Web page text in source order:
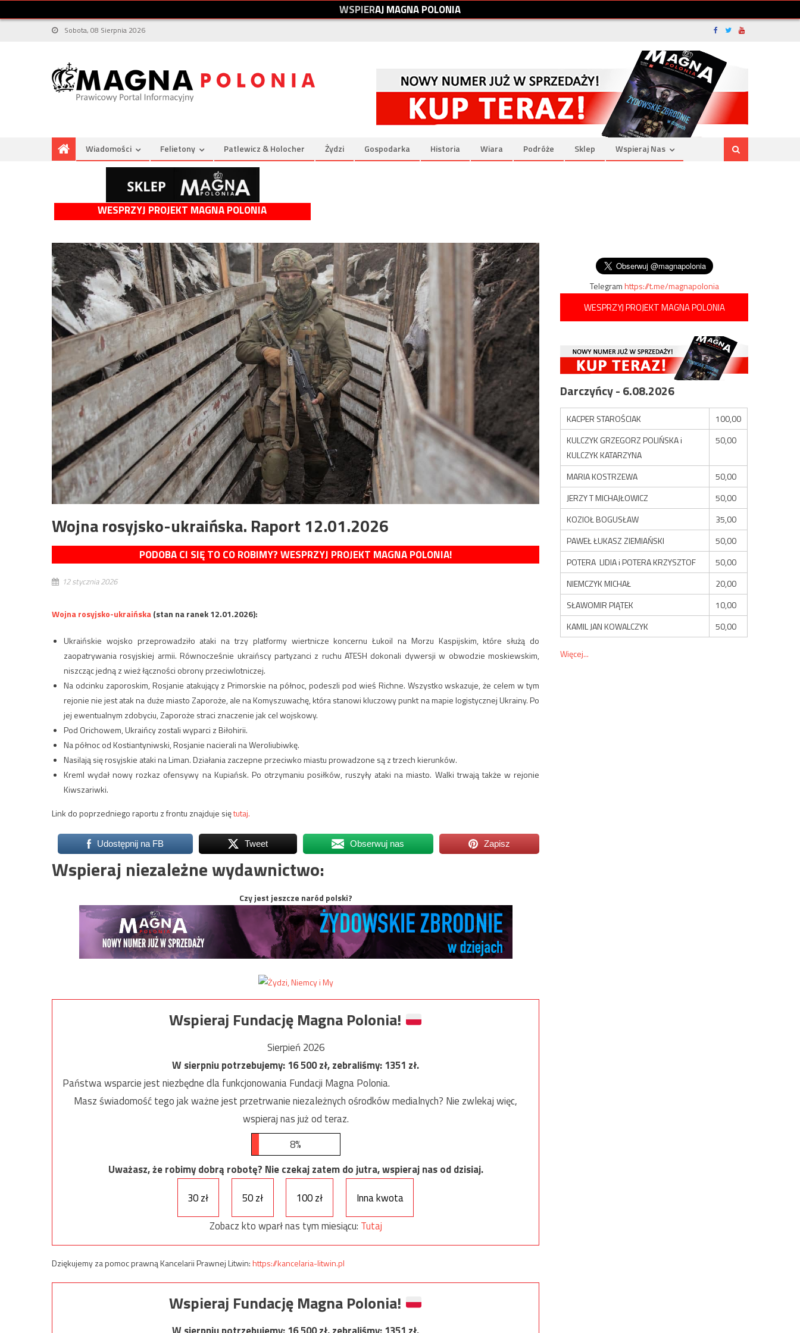
WSPIERAJMAGNAPOLONIA
Sobota, 08 Sierpnia 2026
Wiadomości Felietony Patlewicz & Holocher Żydzi Gospodarka Historia Wiara Podróże Sklep Wspieraj Nas
WESPRZYJ PROJEKT MAGNA POLONIA
Wojna rosyjsko-ukraińska. Raport 12.01.2026
PODOBA CI SIĘ TO CO ROBIMY? WESPRZYJ PROJEKT MAGNA POLONIA!
12 stycznia 2026
Wojna rosyjsko-ukraińska(stan na ranek 12.01.2026):
Ukraińskie wojsko przeprowadziło ataki na trzy platformy wiertnicze koncernu Łukoil na Morzu Kaspijskim, które służą do
zaopatrywania rosyjskiej armii. Równocześnie ukraińscy partyzanci z ruchu ATESH dokonali dywersji w obwodzie moskiewskim,
niszcząc jedną z wież łączności obrony przeciwlotniczej.
Na odcinku zaporoskim, Rosjanie atakujący z Primorskie na północ, podeszli pod wieś Richne. Wszystko wskazuje, że celem w tym
rejonie nie jest atak na duże miasto Zaporoże, ale na Komyszuwachę, która stanowi kluczowy punkt na mapie logistycznej Ukrainy. Po
jej ewentualnym zdobyciu, Zaporoże straci znaczenie jak cel wojskowy.
Pod Orichowem, Ukraińcy zostali wyparci z Biłohirii.
Na północ od Kostiantyniwski, Rosjanie nacierali na Weroliubiwkę.
Nasilają się rosyjskie ataki na Liman. Działania zaczepne przeciwko miastu prowadzone są z trzech kierunków.
Kreml wydał nowy rozkaz ofensywy na Kupiańsk. Po otrzymaniu posiłków, ruszyły ataki na miasto. Walki trwają także w rejonie
Kiwszariwki.
Link do poprzedniego raportu z frontu znajduje siętutaj.
Udostępnij na FB Tweet Obserwuj nas Zapisz
Wspieraj niezależne wydawnictwo:
Czy jest jeszcze naród polski?
Wspieraj Fundację Magna Polonia!
Sierpień 2026
W sierpniu potrzebujemy:16 500zł, zebraliśmy:1351 zł.
Państwa wsparcie jest niezbędne dla funkcjonowania Fundacji Magna Polonia.
Masz świadomość tego jak ważne jest przetrwanie niezależnych ośrodków medialnych? Nie zwlekaj więc,
wspieraj nas już od teraz.
8%
Uważasz, że robimy dobrą robotę? Nie czekaj zatem do jutra, wspieraj nas od dzisiaj.
30 zł
50 zł 100 zł
Inna kwota
Zobacz kto wparł nas tym miesiącu: Tutaj
Dziękujemy za pomoc prawną Kancelarii Prawnej Litwin:https://kancelaria-litwin.pl
Wspieraj Fundację Magna Polonia!
Telegramhttps://t.me/magnapolonia
WESPRZYJ PROJEKT MAGNA POLONIA
Darczyńcy - 6.08.2026
KACPER STAROŚCIAK
100,00
KULCZYK GRZEGORZ POLIŃSKA i
KULCZYK KATARZYNA
50,00
MARIA KOSTRZEWA
50,00
JERZY T MICHAJŁOWICZ
50,00
KOZIOŁ BOGUSŁAW
35,00
PAWEŁ ŁUKASZ ZIEMIAŃSKI
50,00
POTERA LIDIA i POTERA KRZYSZTOF
50,00
NIEMCZYK MICHAŁ
20,00
SŁAWOMIR PIĄTEK
10,00
KAMIL JAN KOWALCZYK
50,00
Więcej...